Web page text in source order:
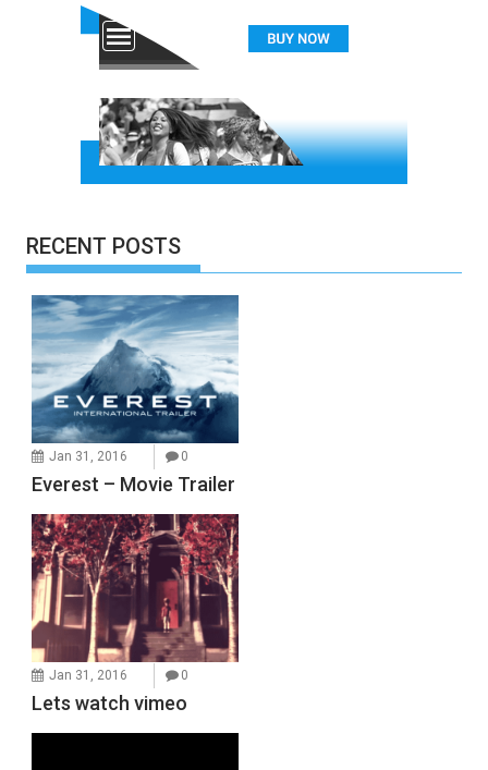
RECENT POSTS
Jan 31, 2016 0
Everest – Movie Trailer
Jan 31, 2016 0
Lets watch vimeo